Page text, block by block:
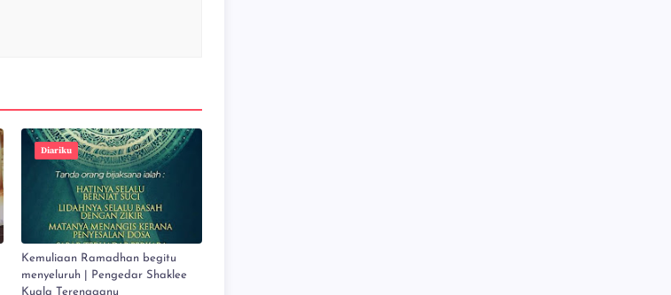
Diariku
Kemuliaan Ramadhan begitu
menyeluruh | Pengedar Shaklee
Kuala Terengganu